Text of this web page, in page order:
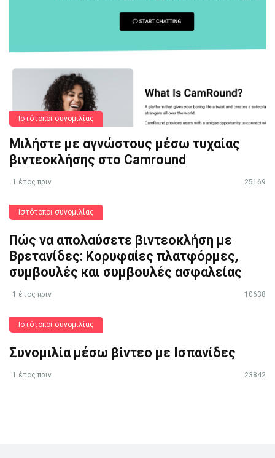
Ιστότοποι συνομιλίας
Μιλήστε με αγνώστους μέσω τυχαίας
βιντεοκλήσης στο Camround
1 έτος πριν 25169
Ιστότοποι συνομιλίας
Πώς να απολαύσετε βιντεοκλήση με
Βρετανίδες: Κορυφαίες πλατφόρμες,
συμβουλές και συμβουλές ασφαλείας
1 έτος πριν 10638
Ιστότοποι συνομιλίας
Συνομιλία μέσω βίντεο με Ισπανίδες
1 έτος πριν 23842